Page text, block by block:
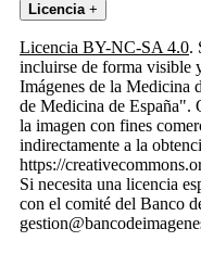
Licencia +
Licencia BY-NC-SA 4.0.
incluirse de forma visible
Imágenes de la Medicina
de Medicina de España".
la imagen con fines
indirectamente a la
https://
Si necesita una licencia
con el comité del Banco